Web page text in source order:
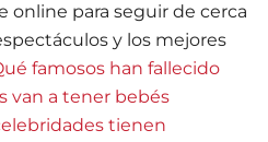
online para seguir de cerca
y los mejores
famosos han fallecido
van a tener bebés
tienen